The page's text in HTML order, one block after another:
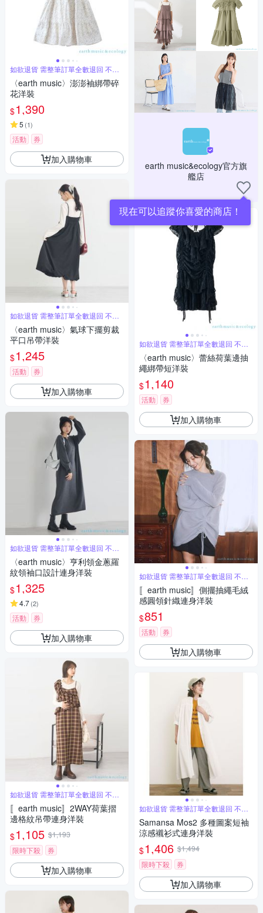
如欲退貨 需整筆訂單全數退回 不能
單退
〈earth music〉澎澎袖綁帶碎
花洋裝
$1,390
5 (1)
活動 券
加入購物車
如欲退貨 需整筆訂單全數退回 不能
單退
〈earth music〉氣球下擺剪裁
平口吊帶洋裝
$1,245
活動 券
加入購物車
如欲退貨 需整筆訂單全數退回 不能
單退
〈earth music〉亨利領金蔥羅
紋領袖口設計連身洋裝
$1,325
4.7(2)
活動 券
加入購物車
如欲退貨 需整筆訂單全數退回 不能
單退
〚earth music〛2WAY荷葉摺
邊格紋吊帶連身洋裝
$1,105 $1,193
限時下殺
券
加入購物車
earth music&ecology官方旗
艦店
現在可以追蹤你喜愛的商店！
如欲退貨 需整筆訂單全數退回 不能
單退
〈earth music〉蕾絲荷葉邊抽
繩綁帶短洋裝
$1,140
活動 券
加入購物車
如欲退貨 需整筆訂單全數退回 不能
單退
〚earth music〛側擺抽繩毛絨
感圓領針織連身洋裝
$851
活動 券
加入購物車
如欲退貨 需整筆訂單全數退回 不能
單退
Samansa Mos2 多種圖案短袖
涼感襯衫式連身洋裝
$1,406 $1,494
限時下殺
券
加入購物車